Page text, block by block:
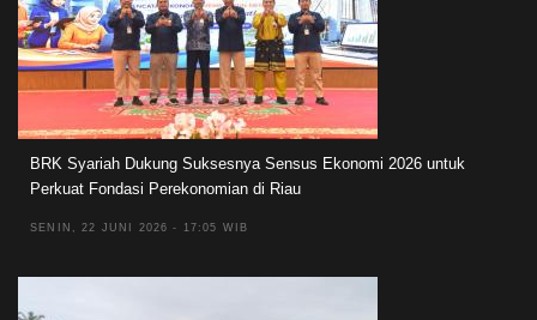
BRK Syariah Dukung Suksesnya Sensus Ekonomi 2026 untuk
Perkuat Fondasi Perekonomian di Riau
SENIN, 22 JUNI 2026 - 17:05 WIB